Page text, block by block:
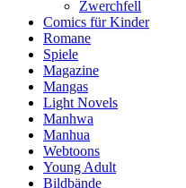
Zwerchfell
Comics für Kinder
Romane
Spiele
Magazine
Mangas
Light Novels
Manhwa
Manhua
Webtoons
Young Adult
Bildbände